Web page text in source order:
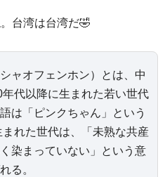
台湾は台湾だ🤣
ャオフェンホン）とは、中
代以降に生まれた若い世代
は「ピンクちゃん」という
れた世代は、「未熟な共産
染まっていない」という意
る。